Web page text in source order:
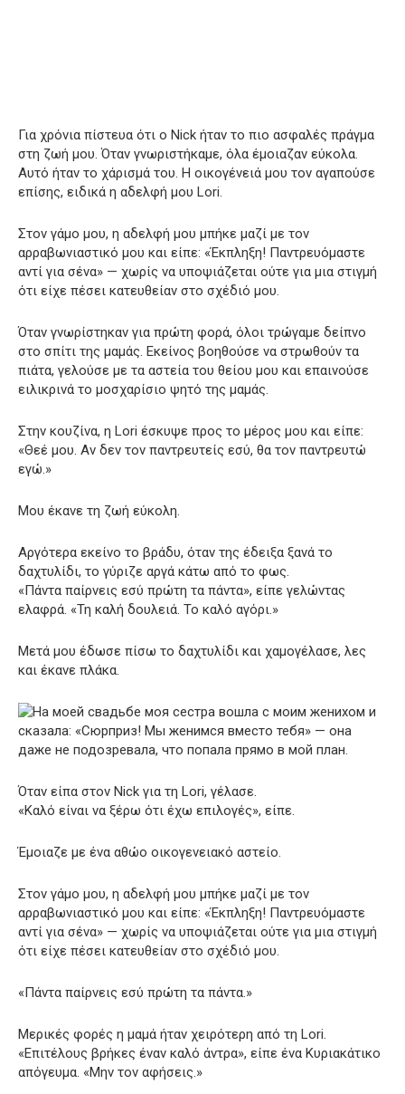
Για χρόνια πίστευα ότι ο Nick ήταν το πιο ασφαλές πράγμα
στη ζωή μου. Όταν γνωριστήκαμε, όλα έμοιαζαν εύκολα.
Αυτό ήταν το χάρισμά του. Η οικογένειά μου τον αγαπούσε
επίσης, ειδικά η αδελφή μου Lori.
Στον γάμο μου, η αδελφή μου μπήκε μαζί με τον
αρραβωνιαστικό μου και είπε: «Έκπληξη! Παντρευόμαστε
αντί για σένα» — χωρίς να υποψιάζεται ούτε για μια στιγμή
ότι είχε πέσει κατευθείαν στο σχέδιό μου.
Όταν γνωρίστηκαν για πρώτη φορά, όλοι τρώγαμε δείπνο
στο σπίτι της μαμάς. Εκείνος βοηθούσε να στρωθούν τα
πιάτα, γελούσε με τα αστεία του θείου μου και επαινούσε
ειλικρινά το μοσχαρίσιο ψητό της μαμάς.
Στην κουζίνα, η Lori έσκυψε προς το μέρος μου και είπε:
«Θεέ μου. Αν δεν τον παντρευτείς εσύ, θα τον παντρευτώ
εγώ.»
Μου έκανε τη ζωή εύκολη.
Αργότερα εκείνο το βράδυ, όταν της έδειξα ξανά το
δαχτυλίδι, το γύριζε αργά κάτω από το φως.
«Πάντα παίρνεις εσύ πρώτη τα πάντα», είπε γελώντας
ελαφρά. «Τη καλή δουλειά. Το καλό αγόρι.»
Μετά μου έδωσε πίσω το δαχτυλίδι και χαμογέλασε, λες
και έκανε πλάκα.
Όταν είπα στον Nick για τη Lori, γέλασε.
«Καλό είναι να ξέρω ότι έχω επιλογές», είπε.
Έμοιαζε με ένα αθώο οικογενειακό αστείο.
Στον γάμο μου, η αδελφή μου μπήκε μαζί με τον
αρραβωνιαστικό μου και είπε: «Έκπληξη! Παντρευόμαστε
αντί για σένα» — χωρίς να υποψιάζεται ούτε για μια στιγμή
ότι είχε πέσει κατευθείαν στο σχέδιό μου.
«Πάντα παίρνεις εσύ πρώτη τα πάντα.»
Μερικές φορές η μαμά ήταν χειρότερη από τη Lori.
«Επιτέλους βρήκες έναν καλό άντρα», είπε ένα Κυριακάτικο
απόγευμα. «Μην τον αφήσεις.»